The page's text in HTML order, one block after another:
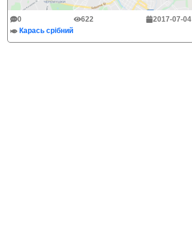
0 622
2017-07-04
Карась срібний